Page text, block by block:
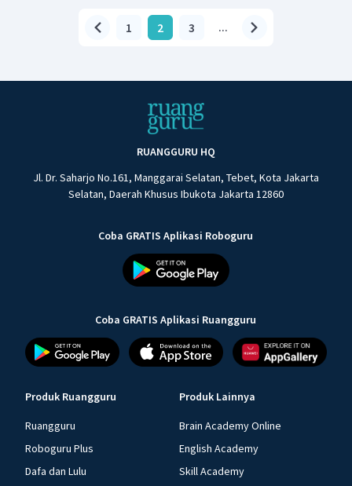
1 2 3 ...
RUANGGURU HQ
Jl. Dr. Saharjo No.161, Manggarai Selatan, Tebet, Kota Jakarta
Selatan, Daerah Khusus Ibukota Jakarta 12860
Coba GRATIS Aplikasi Roboguru
Coba GRATIS Aplikasi Ruangguru
Produk Ruangguru
Ruangguru
Roboguru Plus
Dafa dan Lulu
Produk Lainnya
Brain Academy Online
English Academy
Skill Academy